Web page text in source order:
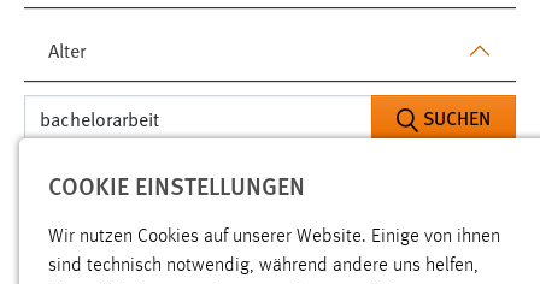
Alter
SUCHEN
Gesucht nach "bachelorarbeit".Es wurden 606 Ergebnisse
COOKIE EINSTELLUNGEN
Wir nutzen Cookies auf unserer Website. Einige von ihnen
sind technisch notwendig, während andere uns helfen,